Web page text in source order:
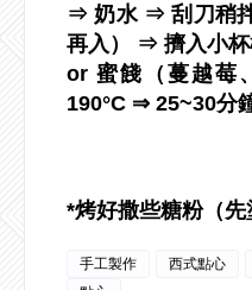
⇒ 奶水 ⇒ 刮刀稍
再入） ⇒ 擠入小
or 蜜餞（蔓越
190°C ⇒ 25~30分
*烤好撒些糖粉（
手工製作 西式點心